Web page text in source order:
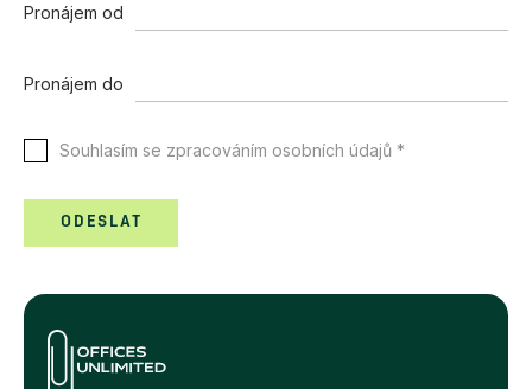
Pronájem od
Pronájem do
Souhlasím se zpracováním osobních údajů *